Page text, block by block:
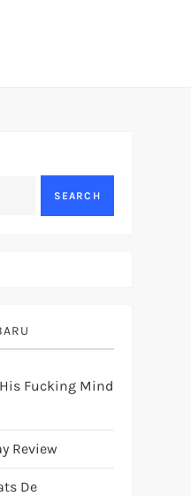
SEARCH
Fucking Mind
Review
De